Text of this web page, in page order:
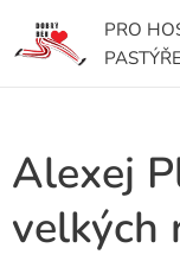
PRO
PASTÝŘE
Alexej
velkých